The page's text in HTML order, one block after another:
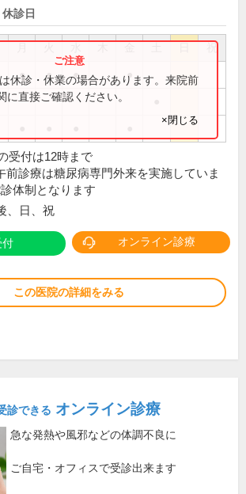
診日
祝
● ● ● ●
休診・休業の場合があります。来院前
に直接ご確認ください。
×閉じる
受付は12時まで
前診療は糖尿病専門外来を実施していま
体制となります
、日、祝
付 オンライン診療
この医院の詳細をみる
診できる オンライン診療
急な発熱や風邪などの体調不良に
ご自宅・オフィスで受診出来ます